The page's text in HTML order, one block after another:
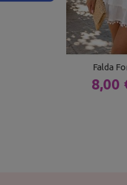
Falda
8,00